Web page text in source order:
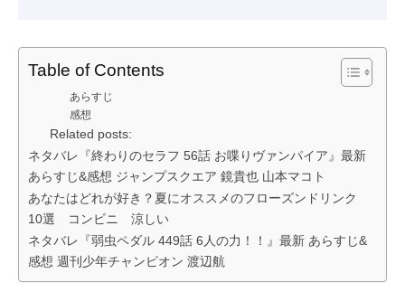
Table of Contents
あらすじ
感想
Related posts:
ネタバレ『終わりのセラフ 56話 お喋りヴァンパイア』最新
あらすじ&感想 ジャンプスクエア 鏡貴也 山本マコト
あなたはどれが好き？夏にオススメのフローズンドリンク
10選 コンビニ 涼しい
ネタバレ『弱虫ペダル 449話 6人の力！！』最新 あらすじ&
感想 週刊少年チャンピオン 渡辺航